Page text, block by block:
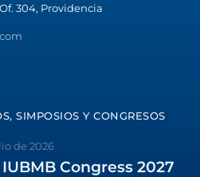
304, Providencia
SIMPOSIOS Y CONGRESOS
de 2026
Congress 2027